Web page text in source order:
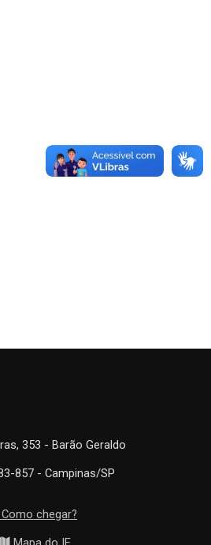
353 - Barão Geraldo
857 - Campinas/SP
Como chegar?